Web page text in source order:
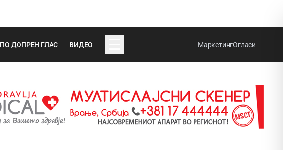
ПО ДОПРЕН ГЛАС ВИДЕО МаркетингОгласи